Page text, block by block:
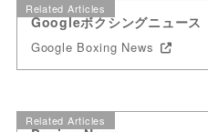
Related Articles
Googleボクシングニュース
Google Boxing News
Related Articles